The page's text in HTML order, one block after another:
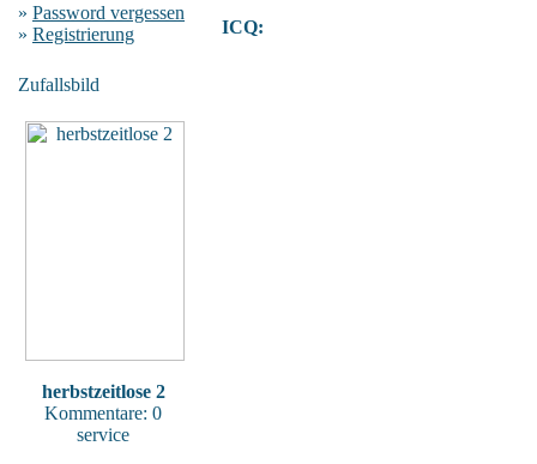
» Password vergessen
» Registrierung
Zufallsbild
herbstzeitlose 2
Kommentare: 0
service
ICQ: